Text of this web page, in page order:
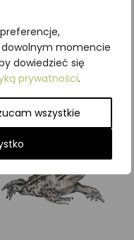
dowolnym momencie
dowiedzieć się
prywatności.
wszystkie
z ostatnich 30
zł
ILUSTRACJE ,Płazy